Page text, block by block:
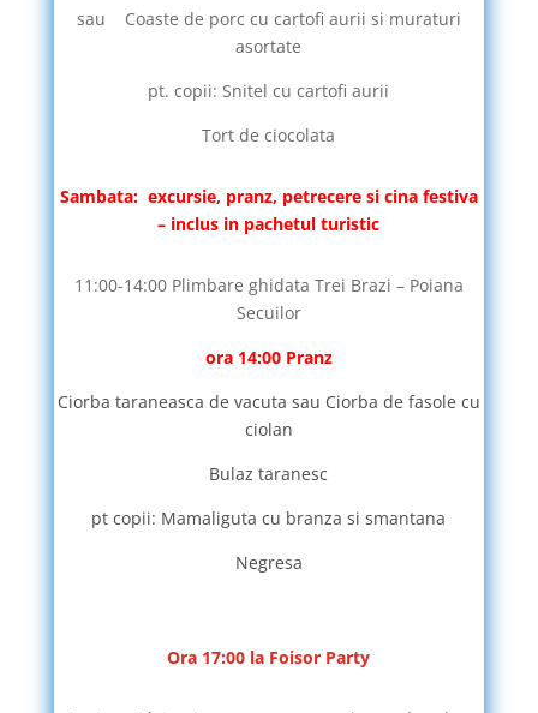
sau Coaste de porc cu cartofi aurii si muraturi
asortate
pt. copii: Snitel cu cartofi aurii
Tort de ciocolata
Sambata: excursie, pranz, petrecere si cina festiva
– inclus in pachetul turistic
11:00-14:00 Plimbare ghidata Trei Brazi – Poiana
Secuilor
ora 14:00 Pranz
Ciorba taraneasca de vacuta sau Ciorba de fasole cu
ciolan
Bulaz taranesc
pt copii: Mamaliguta cu branza si smantana
Negresa
Ora 17:00 la Foisor Party